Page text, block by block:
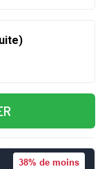
38% de moins